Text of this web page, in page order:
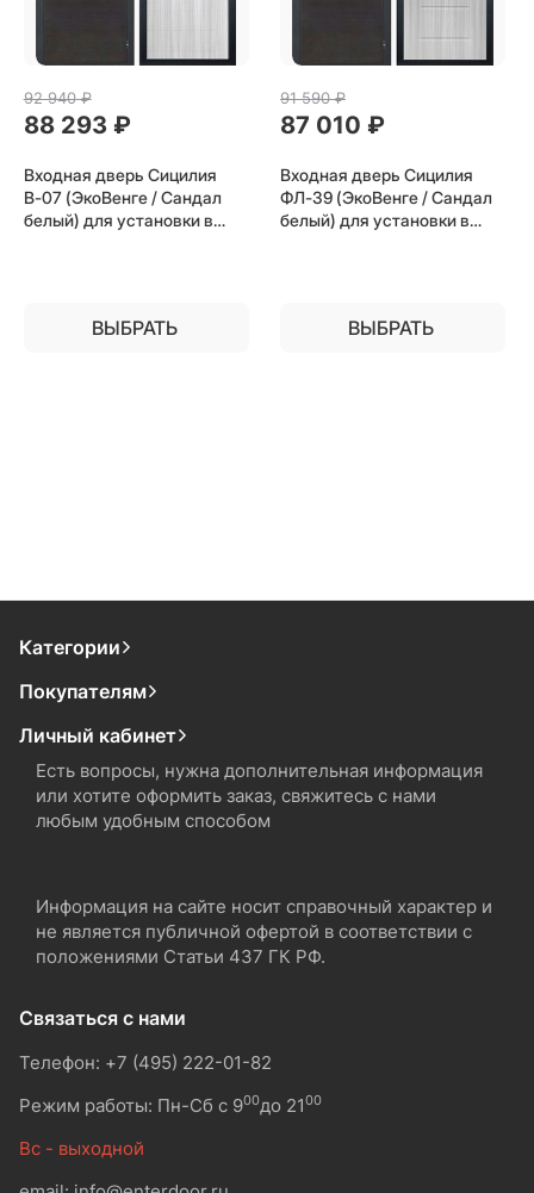
92 940 ₽
88 293 ₽
Входная дверь Сицилия
В-07 (ЭкоВенге / Сандал
белый) для установки в
ВЫБРАТЬ
91 590 ₽
87 010 ₽
Входная дверь Сицилия
ФЛ-39 (ЭкоВенге / Сандал
белый) для установки в
ВЫБРАТЬ
Категории
Покупателям
Личный кабинет
Есть вопросы, нужна дополнительная информация
или хотите оформить заказ, свяжитесь с нами
любым удобным способом
Информация на сайте носит справочный характер и
не является публичной офертой в соответствии с
положениями Статьи 437 ГК РФ.
Связаться с нами
Телефон: +7 (495) 222-01-82
Режим работы: Пн-Сб с 900до 2100
Вс - выходной